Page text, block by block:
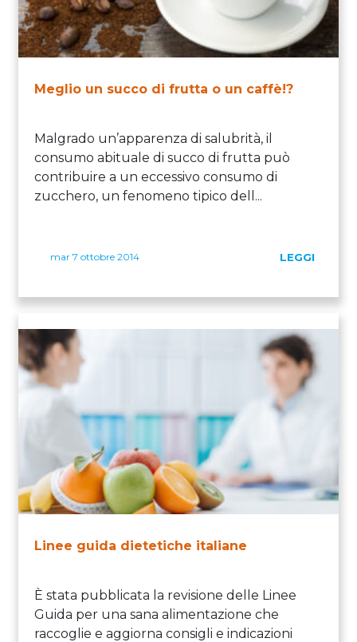
Meglio un succo di frutta o un caffè!?
Malgrado un’apparenza di salubrità, il
consumo abituale di succo di frutta può
contribuire a un eccessivo consumo di
zucchero, un fenomeno tipico dell...
mar 7 ottobre 2014 LEGGI
Linee guida dietetiche italiane
È stata pubblicata la revisione delle Linee
Guida per una sana alimentazione che
raccoglie e aggiorna consigli e indicazioni